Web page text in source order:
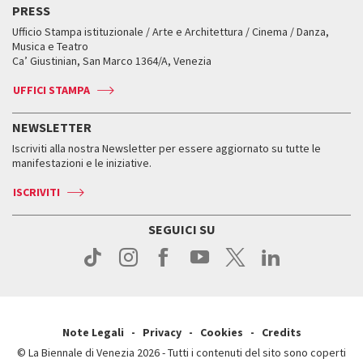
FAQ
Servizi al pubblico
Come raggiungerci
Press
Edizioni passate
Orari e sedi
Accrediti
Come raggiungerci
Orari e sedi
Biglietti
Accrediti
Come raggiungerci
Contatti
Press
Accrediti
Servizi al pubblico
Come raggiungerci
Press
Workshop di critica teatrale
Leone d’oro alla carriera
Leone d’argento
Edizioni passate
Orari e sedi
Biglietti
Servizi al pubblico
Come raggiungerci
Contatti
Mostre Virtuali
Fondi e Collezioni
Biennale College ASAC
ASAC DATI
Storia
Orari e sedi
PRESS
Ufficio Stampa istituzionale / Arte e Architettura / Cinema / Danza,
Musica e Teatro
Ca’ Giustinian, San Marco 1364/A, Venezia
UFFICI STAMPA
NEWSLETTER
Iscriviti alla nostra Newsletter per essere aggiornato su tutte le
manifestazioni e le iniziative.
ISCRIVITI
SEGUICI SU
Note Legali Privacy Cookies
Credits
© La Biennale di Venezia 2026 - Tutti i contenuti del sito sono coperti